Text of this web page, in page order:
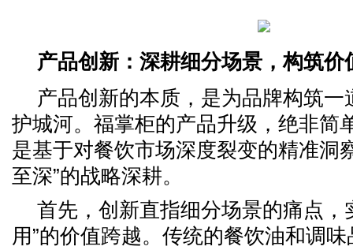
产品创新：深耕细分场景，构筑价
产品创新的本质，是为品牌构筑一
护城河。福掌柜的产品升级，绝非简
是基于对餐饮市场深度裂变的精准洞
至深”的战略深耕。
首先，创新直指细分场景的痛点，
用”的价值跨越。传统的餐饮油和调